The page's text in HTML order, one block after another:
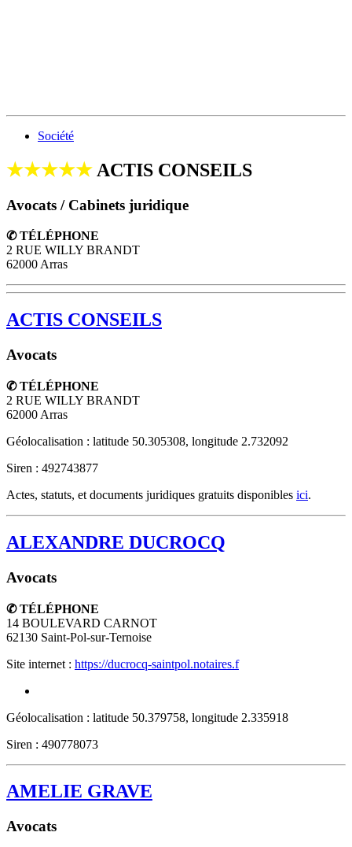
Société
★★★★★ ACTIS CONSEILS
Avocats / Cabinets juridique
✆ TÉLÉPHONE
2 RUE WILLY BRANDT
62000 Arras
ACTIS CONSEILS
Avocats
✆ TÉLÉPHONE
2 RUE WILLY BRANDT
62000 Arras
Géolocalisation : latitude 50.305308, longitude 2.732092
Siren : 492743877
Actes, statuts, et documents juridiques gratuits disponibles ici.
ALEXANDRE DUCROCQ
Avocats
✆ TÉLÉPHONE
14 BOULEVARD CARNOT
62130 Saint-Pol-sur-Ternoise
Site internet : https://ducrocq-saintpol.notaires.f
Géolocalisation : latitude 50.379758, longitude 2.335918
Siren : 490778073
AMELIE GRAVE
Avocats